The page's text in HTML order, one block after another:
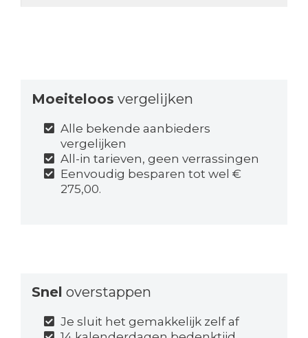
Moeiteloos vergelijken
Alle bekende aanbieders
vergelijken
All-in tarieven, geen verrassingen
Eenvoudig besparen tot wel €
275,00.
Snel overstappen
Je sluit het gemakkelijk zelf af